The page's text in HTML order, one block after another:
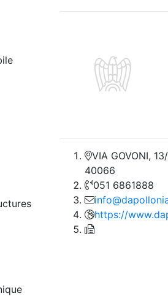
VIA GOVONI,
40066
051 6861888
https://